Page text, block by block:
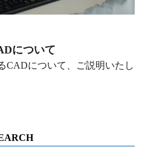
について
CADについて、ご説明いたし